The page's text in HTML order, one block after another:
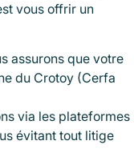
vous offrir un
assurons que votre
du Crotoy (Cerfa
via les plateformes
évitant tout litige